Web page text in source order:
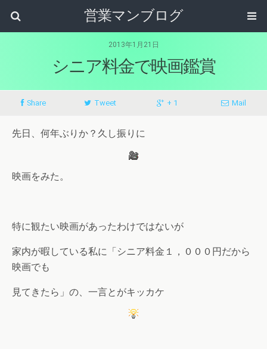
営業マンブログ
2013年1月21日
シニア料金で映画鑑賞
Share Tweet + 1 Mail
先日、何年ぶりか？久し振りに
映画をみた。
特に観たい映画があったわけではないが
家内が暇している私に「シニア料金１，０００円だから
映画でも
見てきたら」の、一言とがキッカケ